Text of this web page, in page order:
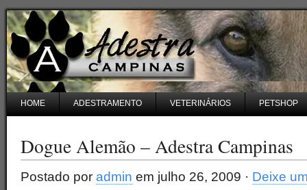
HOME ADESTRAMENTO VETERINÁRIOS PETSHOP
Dogue Alemão – Adestra Campinas
Postado por admin em julho 26, 2009 · Deixe